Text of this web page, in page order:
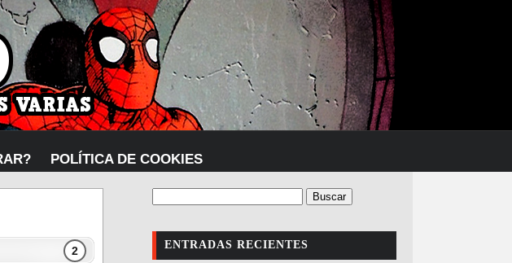
POLÍTICA DE COOKIES
2
ENTRADAS RECIENTES